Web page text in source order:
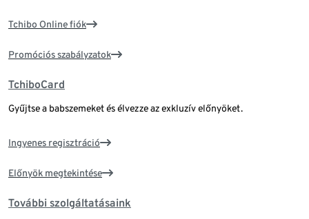
Tchibo Online fiók
Promóciós szabályzatok
TchiboCard
Gyűjtse a babszemeket és élvezze az exkluzív előnyöket.
Ingyenes regisztráció
Előnyök megtekintése
További szolgáltatásaink